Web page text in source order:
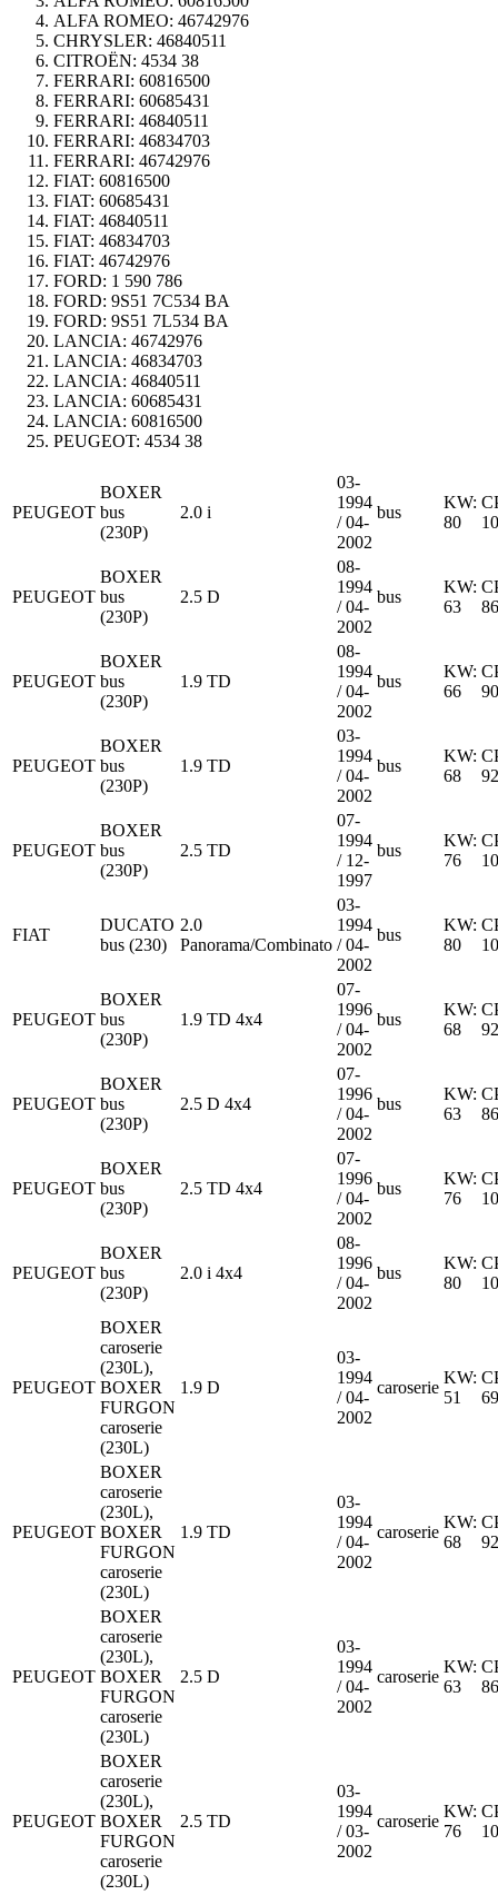
ALFA ROMEO: 46742976
CHRYSLER: 46840511
CITROËN: 4534 38
FERRARI: 60816500
FERRARI: 60685431
FERRARI: 46840511
FERRARI: 46834703
FERRARI: 46742976
FIAT: 60816500
FIAT: 60685431
FIAT: 46840511
FIAT: 46834703
FIAT: 46742976
FORD: 1 590 786
FORD: 9S51 7C534 BA
FORD: 9S51 7L534 BA
LANCIA: 46742976
LANCIA: 46834703
LANCIA: 46840511
LANCIA: 60685431
LANCIA: 60816500
PEUGEOT: 4534 38
PEUGEOT
BOXER
bus
(230P)
2.0 i
03-
1994
/ 04-
2002
bus
KW:
80
PEUGEOT
BOXER
bus
(230P)
2.5 D
08-
1994
/ 04-
2002
bus
KW:
63
86
PEUGEOT
BOXER
bus
(230P)
1.9 TD
08-
1994
/ 04-
2002
bus
KW:
66
90
PEUGEOT
BOXER
bus
(230P)
1.9 TD
03-
1994
/ 04-
2002
bus
KW:
68
92
PEUGEOT
BOXER
bus
(230P)
2.5 TD
07-
1994
/ 12-
1997
bus
KW:
76
FIAT
DUCATO
bus (230)
2.0
Panorama/Combinato
03-
1994
/ 04-
2002
bus
KW:
80
PEUGEOT
BOXER
bus
(230P)
1.9 TD 4x4
07-
1996
/ 04-
2002
bus
KW:
68
92
PEUGEOT
BOXER
bus
(230P)
2.5 D 4x4
07-
1996
/ 04-
2002
bus
KW:
63
86
PEUGEOT
BOXER
bus
(230P)
2.5 TD 4x4
07-
1996
/ 04-
2002
bus
KW:
76
PEUGEOT
BOXER
bus
(230P)
2.0 i 4x4
08-
1996
/ 04-
2002
bus
KW:
80
PEUGEOT
BOXER
caroserie
(230L),
BOXER
FURGON
caroserie
(230L)
1.9 D
03-
1994
/ 04-
2002
caroserie
KW:
51
69
PEUGEOT
BOXER
caroserie
(230L),
BOXER
FURGON
caroserie
(230L)
1.9 TD
03-
1994
/ 04-
2002
caroserie
KW:
68
92
PEUGEOT
BOXER
caroserie
(230L),
BOXER
FURGON
caroserie
(230L)
2.5 D
03-
1994
/ 04-
2002
caroserie
KW:
63
86
PEUGEOT
BOXER
caroserie
(230L),
BOXER
FURGON
caroserie
(230L)
2.5 TD
03-
1994
/ 03-
2002
caroserie
KW:
76